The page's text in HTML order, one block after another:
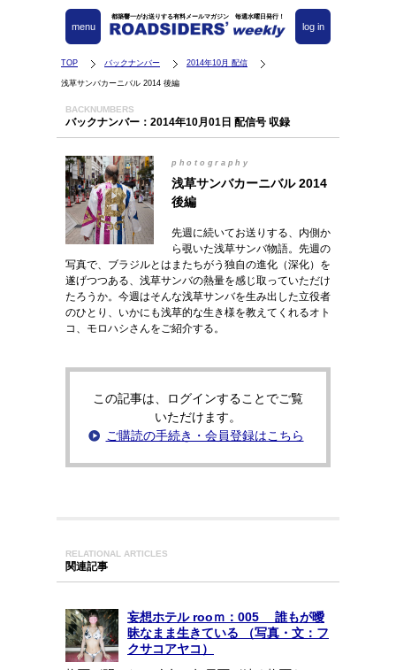
都築響一がお送りする有料メールマガジン 毎週水曜日発行！
log in
menu
TOP バックナンバー 2014年10月 配信
浅草サンバカーニバル 2014 後編
BACKNUMBERS
バックナンバー：2014年10月01日 配信号 収録
photography
浅草サンバカーニバル 2014
後編
先週に続いてお送りする、内側か
ら覗いた浅草サンバ物語。先週の
写真で、ブラジルとはまたちがう独自の進化（深化）を
遂げつつある、浅草サンバの熱量を感じ取っていただけ
たろうか。今週はそんな浅草サンバを生み出した立役者
のひとり、いかにも浅草的な生き様を教えてくれるオト
コ、モロハシさんをご紹介する。
この記事は、ログインすることでご覧
いただけます。
ご購読の手続き・会員登録はこちら
RELATIONAL ARTICLES
関連記事
妄想ホテル rooｍ：005 誰もが曖
昧なまま生きている （写真・文：フ
クサコアヤコ）